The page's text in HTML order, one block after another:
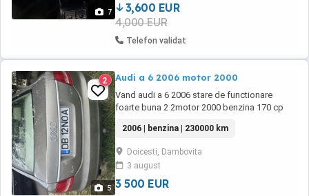
7
3,600 EUR
4,000 EUR
Telefon validat
5
2 Audi a 6 2006 motor 2000
Vand audi a 6 2006 stare de functionare
foarte buna 2 2motor 2000 benzina 170 cp
ecxelenta interior exterior pilot automat lumini
pilot automat viteza dublu climatronic
navigatie magazine de sidiuri geamuri
electrice fata spate nu troncane absolut nimic
pe ea ...
2006 | benzina | 230000 km
Doicesti, Dambovita
3 august
3 500 EUR